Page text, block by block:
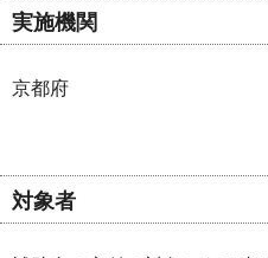
実施機関
京都府
対象者